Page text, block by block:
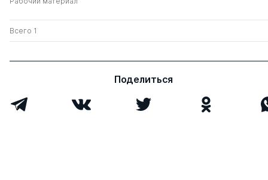
Всего 1
Поделиться